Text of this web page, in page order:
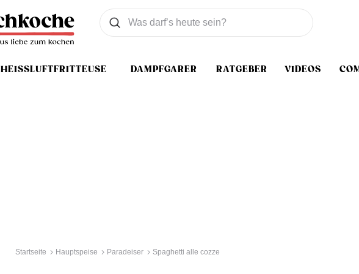
HEISSLUFTFRITTEUSE DAMPFGARER RATGEBER VIDEOS
Was wollen Sie suchen
Suchen
Startseite Hauptspeise Paradeiser Spaghetti alle cozze